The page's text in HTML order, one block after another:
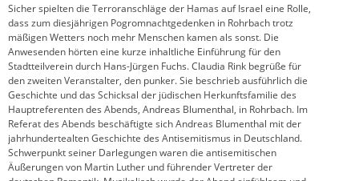
Sicher spielten die Terroranschläge der Hamas auf Israel eine Rolle,
dass zum diesjährigen Pogromnachtgedenken in Rohrbach trotz
mäßigen Wetters noch mehr Menschen kamen als sonst. Die
Anwesenden hörten eine kurze inhaltliche Einführung für den
Stadtteilverein durch Hans-Jürgen Fuchs. Claudia Rink begrüße für
den zweiten Veranstalter, den punker. Sie beschrieb ausführlich die
Geschichte und das Schicksal der jüdischen Herkunftsfamilie des
Hauptreferenten des Abends, Andreas Blumenthal, in Rohrbach. Im
Referat des Abends beschäftigte sich Andreas Blumenthal mit der
jahrhundertealten Geschichte des Antisemitismus in Deutschland.
Schwerpunkt seiner Darlegungen waren die antisemitischen
Äußerungen von Martin Luther und führender Vertreter der